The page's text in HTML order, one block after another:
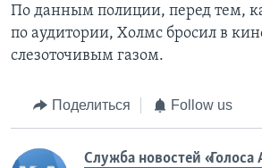
По данным полиции, перед тем,
по аудитории, Холмс бросил в
слезоточивым газом.
Поделиться Follow us
Служба новостей «Голоса